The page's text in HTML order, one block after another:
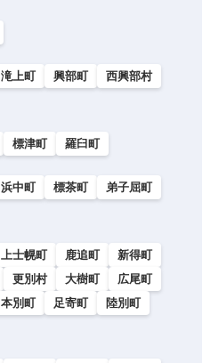
滝上町 興部町
西興部村
標津町 羅臼町
浜中町 標茶町
弟子屈町
上士幌町 鹿追町
新得町
更別村 大樹町
広尾町
本別町 足寄町
陸別町